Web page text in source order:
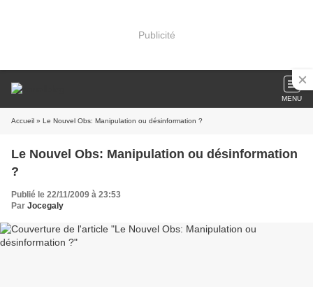
Publicité
MENU
Accueil » Le Nouvel Obs: Manipulation ou désinformation ?
Le Nouvel Obs: Manipulation ou désinformation
?
Publié le 22/11/2009 à 23:53
Par Jocegaly